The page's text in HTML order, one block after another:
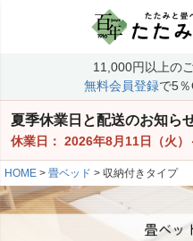
11,000円以上の
無料会員登録で5％
夏季休業日と配送のお知ら
休業日： 2026年8月11日（火）
HOME 畳ベッド 収納付きタイプ